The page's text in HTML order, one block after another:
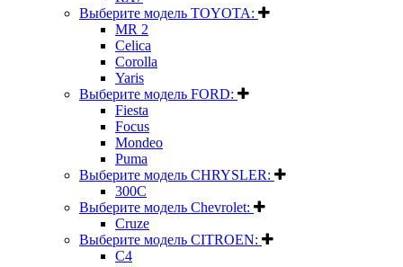
Выберите модель TOYOTA:
MR 2
Celica
Corolla
Yaris
Выберите модель FORD:
Fiesta
Focus
Mondeo
Puma
Выберите модель CHRYSLER:
300C
Выберите модель Chevrolet:
Cruze
Выберите модель CITROEN:
C4